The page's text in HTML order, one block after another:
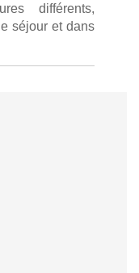
différents,
séjour et dans